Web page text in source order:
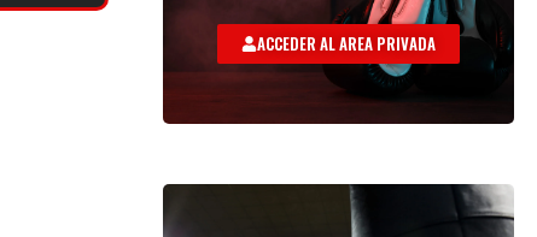
ACCEDER AL AREA PRIVADA